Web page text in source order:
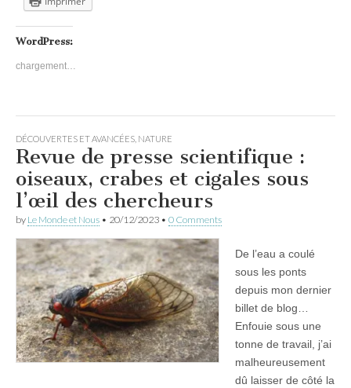
WordPress:
chargement…
DÉCOUVERTES ET AVANCÉES NATURE
Revue de presse scientifique :
oiseaux, crabes et cigales sous
l’œil des chercheurs
by Le Monde et Nous • 20/12/2023 • 0 Comments
De l’eau a coulé
sous les ponts
depuis mon dernier
billet de blog…
Enfouie sous une
tonne de travail, j’ai
malheureusement
dû laisser de côté la